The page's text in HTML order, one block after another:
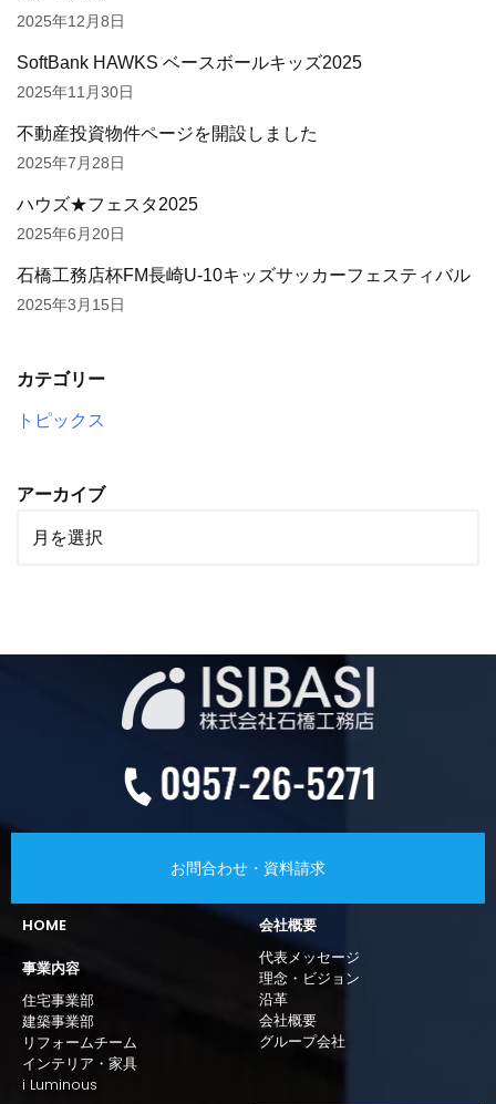
2025年12月8日
SoftBank HAWKS ベースボールキッズ2025
2025年11月30日
不動産投資物件ページを開設しました
2025年7月28日
ハウズ★フェスタ2025
2025年6月20日
石橋工務店杯FM長崎U-10キッズサッカーフェスティバル
2025年3月15日
カテゴリー
トピックス
アーカイブ
お問合わせ・資料請求
HOME
事業内容
住宅事業部
建築事業部
リフォームチーム
インテリア・家具
i Luminous
会社概要
代表メッセージ
理念・ビジョン
沿革
会社概要
グループ会社